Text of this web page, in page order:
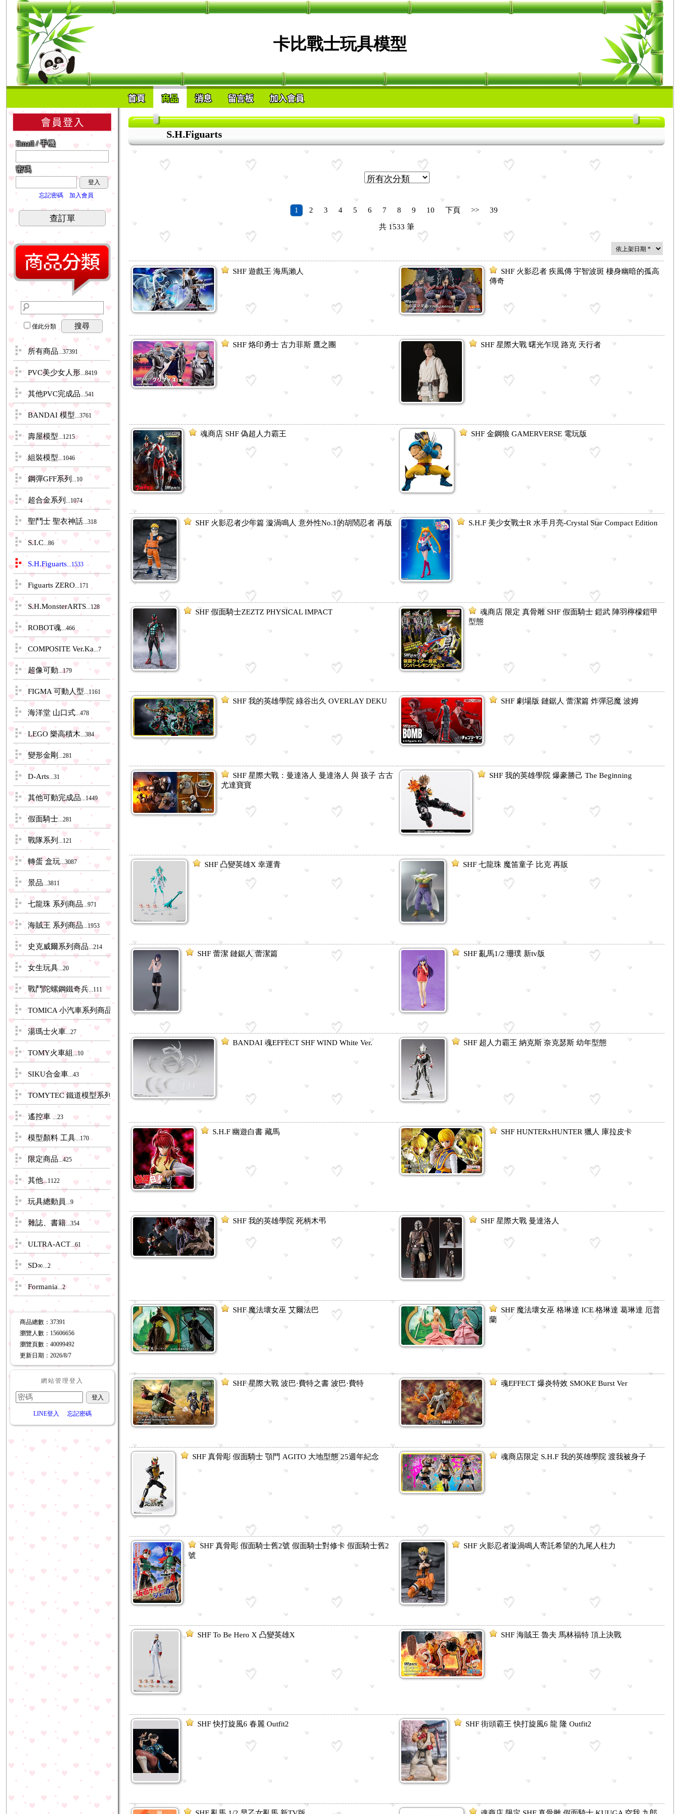
卡比戰士玩具模型
Email / 手機
密碼
登入
忘記密碼
加入會員
查訂單
僅此分類 搜尋
所有商品 ...37391
PVC美少女人形 ...8419
其他PVC完成品 ...541
BANDAI 模型 ...3761
壽屋模型 ...1215
組裝模型...1046
鋼彈GFF系列 ...10
超合金系列 ...1074
聖鬥士 聖衣神話 ...318
S.I.C ...86
S.H.Figuarts ...1533
Figuarts ZERO ...171
S.H.MonsterARTS ...128
ROBOT魂 ...466
COMPOSITE Ver.Ka ...7
超像可動...179
FIGMA 可動人型 ...1161
海洋堂 山口式 ...478
LEGO 樂高積木 ...384
變形金剛 ...281
D-Arts...31
其他可動完成品 ...1449
假面騎士 ...281
戰隊系列 ...121
轉蛋 盒玩 ...3087
景品 ...3811
七龍珠 系列商品 ...971
海賊王 系列商品 ...1953
史克威爾系列商品 ...214
女生玩具 ...20
戰鬥陀螺鋼鐵奇兵...111
TOMICA 小汽車系列商品
湯瑪士火車...27
TOMY火車組 ...10
SIKU合金車 ...43
TOMYTEC 鐵道模型系列商品 ...329
遙控車 ...23
模型顏料 工具 ...170
限定商品 ...425
其他...1122
玩具總動員 ...9
雜誌、書籍...354
ULTRA-ACT ...61
SD∞ ...2
Formania...2
商品總數 ：37391
瀏覽人數 ： 15606656
瀏覽頁數 ：40099492
更新日期 ：2026/8/7
網站管理登入
LINE登入 忘記密碼
S.H.Figuarts
1 2 3 4 5 6 7 8 9 10 下頁 >> 39
共 1533筆
SHF 遊戲王 海馬瀨人
SHF 火影忍者 疾風傳 宇智波斑 棲身幽暗的孤高
傳奇
SHF 烙印勇士 古力菲斯 鷹之團 SHF 星際大戰 曙光乍現 路克 天行者
魂商店 SHF 偽超人力霸王 SHF 金鋼狼 GAMERVERSE 電玩版
SHF 火影忍者少年篇 漩渦鳴人 意外性No.1的胡鬧忍者 再版 S.H.F 美少女戰士R 水手月亮-Crystal Star Compact Edition
SHF 假面騎士ZEZTZ PHYSICAL IMPACT
魂商店 限定 真骨雕 SHF 假面騎士 鎧武 陣羽檸檬鎧甲
型態
SHF 我的英雄學院 綠谷出久 OVERLAY DEKU SHF 劇場版 鏈鋸人 蕾潔篇 炸彈惡魔 波姆
SHF 星際大戰：曼達洛人 曼達洛人 與 孩子 古古
尤達寶寶
SHF 我的英雄學院 爆豪勝己 The Beginning
SHF 凸變英雄X 幸運青 SHF 七龍珠 魔笛童子 比克 再販
SHF 蕾潔 鏈鋸人 蕾潔篇 SHF 亂馬1/2 珊璞 新tv版
BANDAI 魂EFFECT SHF WIND White Ver. SHF 超人力霸王 納克斯 奈克瑟斯 幼年型態
S.H.F 幽遊白書 藏馬 SHF HUNTERxHUNTER 獵人 庫拉皮卡
SHF 我的英雄學院 死柄木弔 SHF 星際大戰 曼達洛人
SHF 魔法壞女巫 艾爾法巴
SHF 魔法壞女巫 格琳達 ICE 格琳達 葛琳達 厄普
蘭
SHF 星際大戰 波巴·費特之書 波巴·費特 魂EFFECT 爆炎特效 SMOKE Burst Ver
SHF 真骨彫 假面騎士 顎門 AGITO 大地型態 25週年紀念 魂商店限定 S.H.F 我的英雄學院 渡我被身子
SHF 真骨彫 假面騎士舊2號 假面騎士對修卡 假面騎士舊2
號
SHF 火影忍者漩渦鳴人寄託希望的九尾人柱力
SHF To Be Hero X 凸變英雄X SHF 海賊王 魯夫 馬林福特 頂上決戰
SHF 快打旋風6 春麗 Outfit2 SHF 街頭霸王 快打旋風6 龍 隆 Outfit2